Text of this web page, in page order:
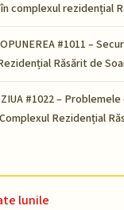
complexul rezidențial
#1011 –
Răsărit de
ZIUA #1022 –
Rezidențial
lunile